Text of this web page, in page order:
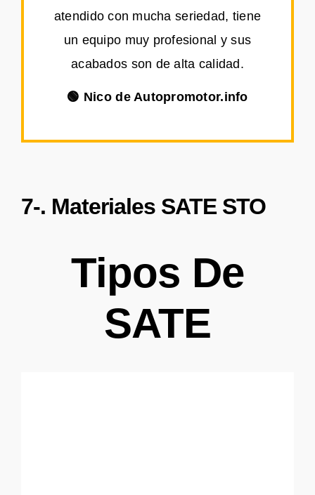
atendido con mucha seriedad, tiene
un equipo muy profesional y sus
acabados son de alta calidad.
🟢 Nico de Autopromotor.info
7-. Materiales SATE STO
Tipos De
SATE